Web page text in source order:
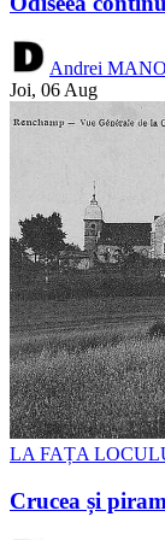
Andrei
Joi, 06 Aug
LA FAȚA
Crucea și